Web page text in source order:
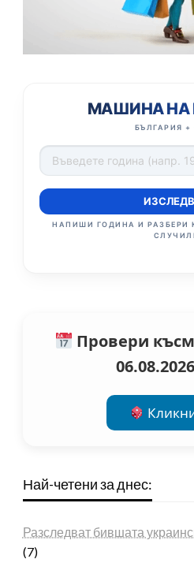
МАШИНА НА
БЪЛГАРИЯ +
НАПИШИ ГОДИНА И РАЗБЕРИ
Провери
Най-четени за днес:
Разследват бившата
(7)